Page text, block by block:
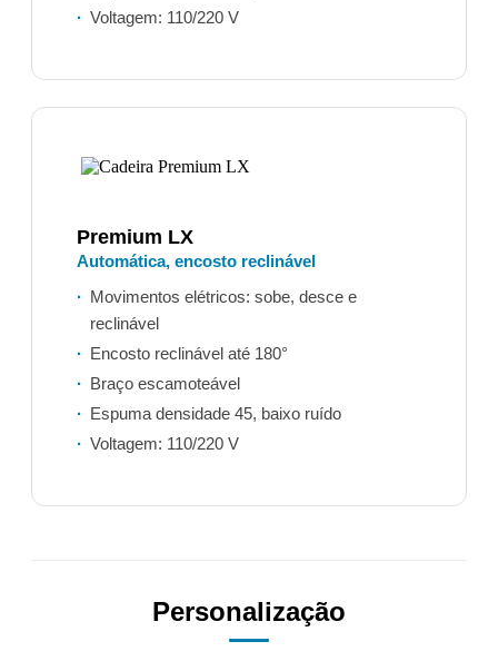
Voltagem: 110/220 V
Premium LX
Automática, encosto reclinável
Movimentos elétricos: sobe, desce e
reclinável
Encosto reclinável até 180°
Braço escamoteável
Espuma densidade 45, baixo ruído
Voltagem: 110/220 V
Personalização